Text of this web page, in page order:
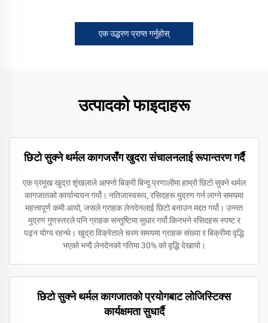
एक उद्धरण प्राप्त गर्नुहोस्
उत्पादको फाइदाहरू
छिटो सुक्ने थर्मल कागजसँग खुदरा संचालनलाई रूपान्तरण गर्दै
एक प्रमुख खुद्रा शृंखलाले आफ्नो बिक्री बिन्दु प्रणालीमा हाम्रो छिटो सुक्ने थर्मल
कागजातको कार्यान्वयन गर्यो। नतिजास्वरूप, रसिदहरू मुद्रण गर्न लाग्ने समयमा
महत्त्वपूर्ण कमी आयो, जसले ग्राहक लेनदेनलाई छिटो बनाउन मद्दत गर्यो। उन्नत
मुद्रण गुणस्तरले पनि ग्राहक सन्तुष्टिमा सुधार गर्यो किनभने रसिदहरू स्पष्ट र
पढ्न योग्य रहन्थे। खुद्रा विक्रेताले चरम समयमा ग्राहक संख्या र बिक्रीमा वृद्धि
भएको भन्दै लेनदेनको गतिमा 30% को वृद्धि देखायो।
छिटो सुक्ने थर्मल कागजातको प्रयोगबाट लोजिस्टिक्स
कार्यक्षमता सुधार्दै